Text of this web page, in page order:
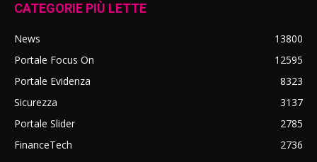
CATEGORIE PIÙ LETTE
News
13800
Portale Focus On
12595
Portale Evidenza
8323
Sicurezza
3137
Portale Slider
2785
FinanceTech
2736